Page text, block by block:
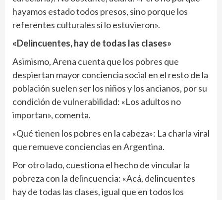
hayamos estado todos presos, sino porque los
referentes culturales sí lo estuvieron».
«Delincuentes, hay de todas las clases»
Asimismo, Arena cuenta que los pobres que
despiertan mayor conciencia social en el resto de la
población suelen ser los niños y los ancianos, por su
condición de vulnerabilidad: «Los adultos no
importan», comenta.
«Qué tienen los pobres en la cabeza»: La charla viral
que remueve conciencias en Argentina.
Por otro lado, cuestiona el hecho de vincular la
pobreza con la delincuencia: «Acá, delincuentes
hay de todas las clases, igual que en todos los